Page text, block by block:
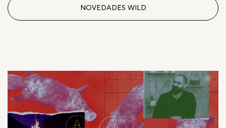
NOVEDADES WILD